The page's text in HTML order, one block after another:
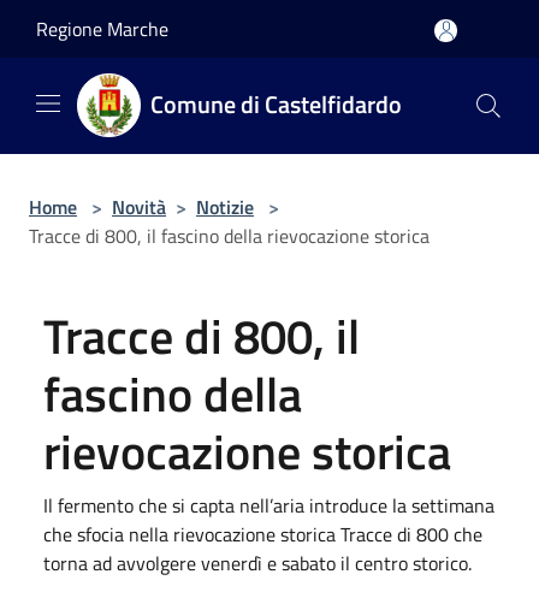
Regione Marche
Comune di Castelfidardo
Home > Novità > Notizie >
Tracce di 800, il fascino della rievocazione storica
Tracce di 800, il
fascino della
rievocazione storica
Il fermento che si capta nell’aria introduce la settimana
che sfocia nella rievocazione storica Tracce di 800 che
torna ad avvolgere venerdì e sabato il centro storico.